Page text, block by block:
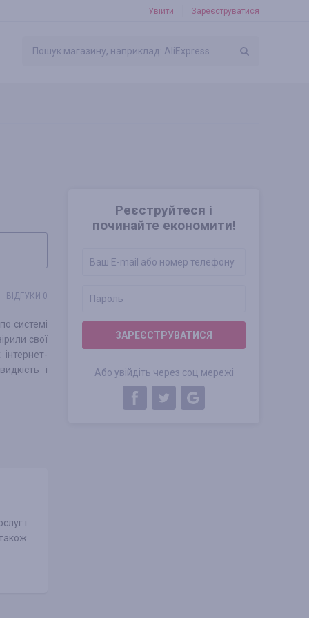
Увійти Зареєструватися
Реєструйтеся і
починайте економити!
ЗАРЕЄСТРУВАТИСЯ
Або увійдіть через соц мережі
ВІДГУКИ 0
системі
свої
і
і